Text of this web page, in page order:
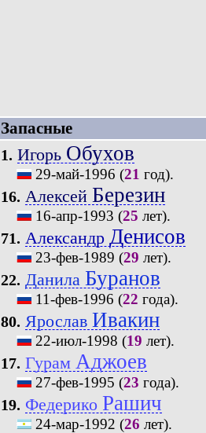
Запасные
1. Игорь Обухов
29-май-1996 (21 год).
16. Алексей Березин
16-апр-1993 (25 лет).
71. Александр Денисов
23-фев-1989 (29 лет).
22. Данила Буранов
11-фев-1996 (22 года).
80. Ярослав Ивакин
22-июл-1998 (19 лет).
17. Гурам Аджоев
27-фев-1995 (23 года).
19. Федерико Рашич
24-мар-1992 (26 лет).